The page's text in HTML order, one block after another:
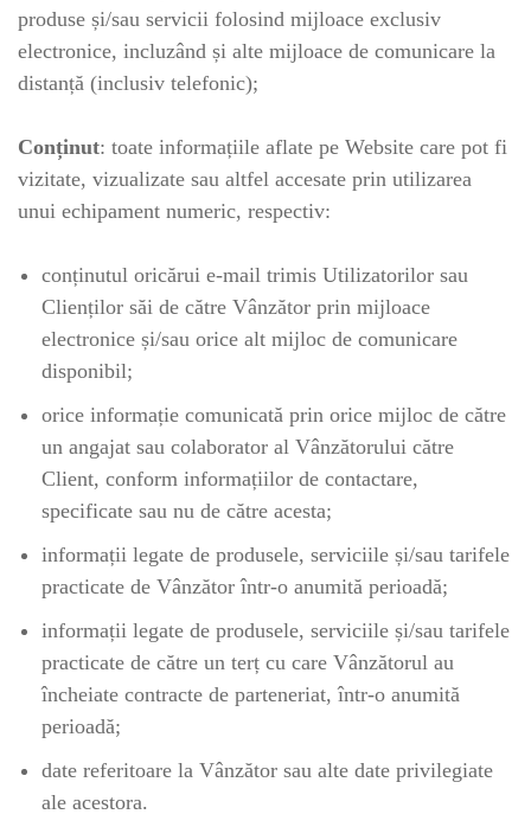
produse și/sau servicii folosind mijloace exclusiv
electronice, incluzând și alte mijloace de comunicare la
distanță (inclusiv telefonic);
Conținut: toate informațiile aflate pe Website care pot fi
vizitate, vizualizate sau altfel accesate prin utilizarea
unui echipament numeric, respectiv:
conținutul oricărui e-mail trimis Utilizatorilor sau
Clienților săi de către Vânzător prin mijloace
electronice și/sau orice alt mijloc de comunicare
disponibil;
orice informație comunicată prin orice mijloc de către
un angajat sau colaborator al Vânzătorului către
Client, conform informațiilor de contactare,
specificate sau nu de către acesta;
informații legate de produsele, serviciile și/sau tarifele
practicate de Vânzător într-o anumită perioadă;
informații legate de produsele, serviciile și/sau tarifele
practicate de către un terț cu care Vânzătorul au
încheiate contracte de parteneriat, într-o anumită
perioadă;
date referitoare la Vânzător sau alte date privilegiate
ale acestora.